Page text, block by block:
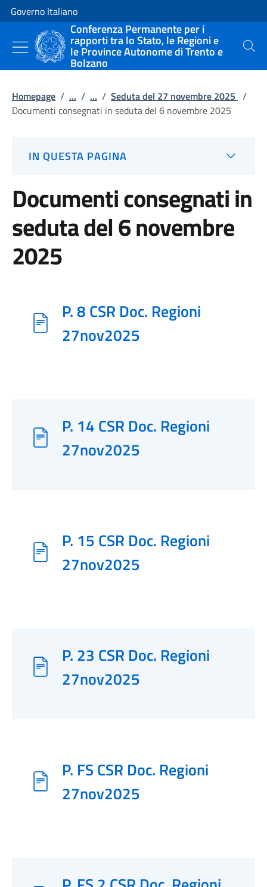
Vai al contenuto
Vai alla navigazione del sito
Governo Italiano
Conferenza Permanente per i
rapporti tra lo Stato, le Regioni e
le Province Autonome di Trento e
Bolzano
Cerca
Homepage / ... / ... / Seduta del 27 novembre 2025 /
Documenti consegnati in seduta del 6 novembre 2025
IN QUESTA PAGINA
Documenti consegnati in
seduta del 6 novembre
2025
P. 8 CSR Doc. Regioni
27nov2025
P. 14 CSR Doc. Regioni
27nov2025
P. 15 CSR Doc. Regioni
27nov2025
P. 23 CSR Doc. Regioni
27nov2025
P. FS CSR Doc. Regioni
27nov2025